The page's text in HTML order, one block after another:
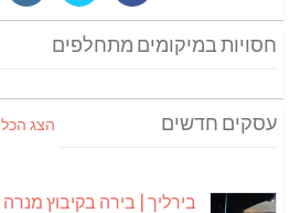
חסויות במיקומים מתחלפים
עסקים חדשים הצג הכל
בירליך | בירה בקיבוץ מנרה